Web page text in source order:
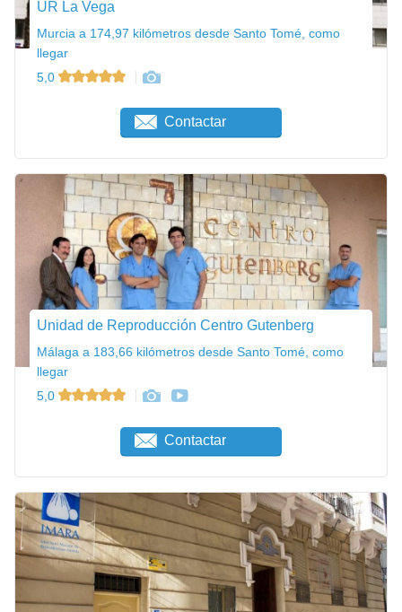
UR La Vega
Murcia a 174,97 kilómetros desde Santo Tomé, como
llegar
5,0
Contactar
Unidad de Reproducción Centro Gutenberg
Málaga a 183,66 kilómetros desde Santo Tomé, como
llegar
5,0
Contactar